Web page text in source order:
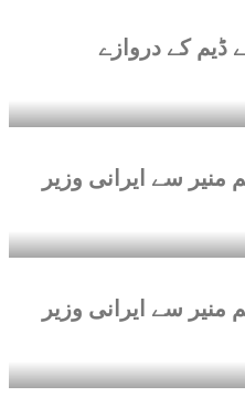
ڈیم کے دروازے
سے ایرانی وزیر
سے ایرانی وزیر